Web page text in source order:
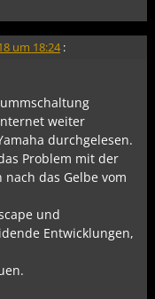
um 18:24 :
weiter
durchgelesen.
Problem mit der
das Gelbe vom
und
Entwicklungen,